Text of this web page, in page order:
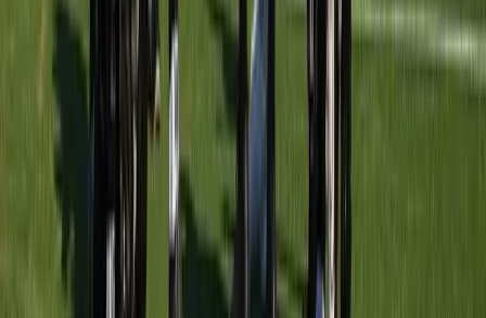
Meerburg MO20-1
Katwijk MO20-2
Sportpark Meerburg
· veld veld 3